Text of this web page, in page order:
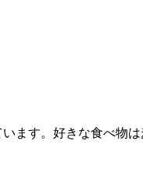
ます。好きな食べ物は